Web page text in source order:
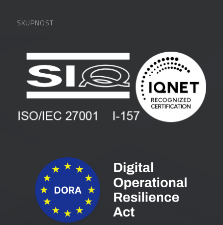
FAQ – pogosta vprašanja
Zaposlitev
Vlagatelji
Pogoji in pogodbe
SKUPNOST
Blog
Spletni seminarji